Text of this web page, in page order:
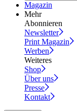
Magazin
Mehr
Abonnieren
Newsletter
Print Magazin
Werben
Weiteres
Shop
Über uns
Presse
Kontakt